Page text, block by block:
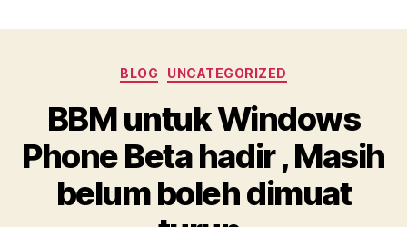
Categories
BLOG UNCATEGORIZED
BBM untuk Windows
Phone Beta hadir , Masih
belum boleh dimuat